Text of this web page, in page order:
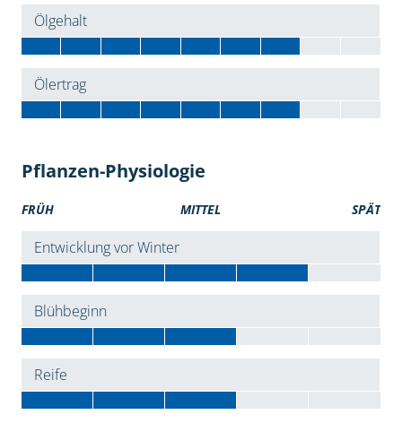
Ölgehalt
Ölertrag
Pflanzen-Physiologie
FRÜH MITTEL SPÄT
Entwicklung vor Winter
Blühbeginn
Reife